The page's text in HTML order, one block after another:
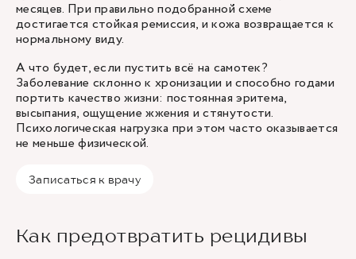
месяцев. При правильно подобранной схеме
достигается стойкая ремиссия, и кожа возвращается к
нормальному виду.
А что будет, если пустить всё на самотек?
Заболевание склонно к хронизации и способно годами
портить качество жизни: постоянная эритема,
высыпания, ощущение жжения и стянутости.
Психологическая нагрузка при этом часто оказывается
не меньше физической.
Записаться к врачу
Как предотвратить рецидивы